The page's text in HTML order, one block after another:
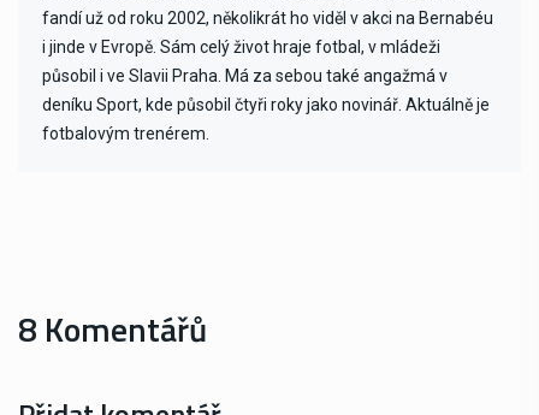
fandí už od roku 2002, několikrát ho viděl v akci na Bernabéu
i jinde v Evropě. Sám celý život hraje fotbal, v mládeži
působil i ve Slavii Praha. Má za sebou také angažmá v
deníku Sport, kde působil čtyři roky jako novinář. Aktuálně je
fotbalovým trenérem.
8 Komentářů